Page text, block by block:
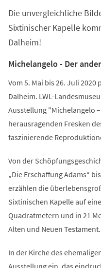
neuen
Tab)
Die unvergleichliche
Sixtinischer Kapelle
Dalheim!
Michelangelo - Der
Vom 5. Mai bis 26. Juli
Dalheim. LWL-
Ausstellung "Michelangelo
herausragenden Fresken
faszinierende
Von der
„Die Erschaffung Adams“
erzählen die
Sixtinischen Kapelle auf
Quadratmetern und in 21
Alten und Neuen Testament.
In der Kirche des
Ausstellung ein, das